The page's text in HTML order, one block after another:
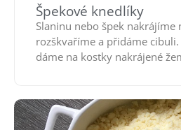
Špekové knedlíky
Slaninu nebo špek nakrájíme
rozškvaříme a přidáme
dáme na kostky nakrájené